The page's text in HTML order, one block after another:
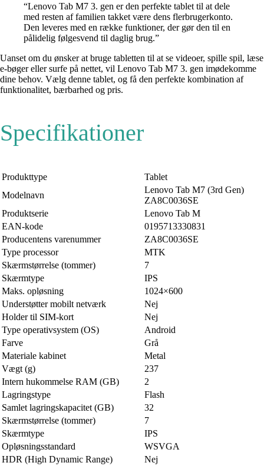
“Lenovo Tab M7 3. gen er den perfekte tablet til at dele
med resten af familien takket være dens flerbrugerkonto.
Den leveres med en række funktioner, der gør den til en
pålidelig følgesvend til daglig brug.”
Uanset om du ønsker at bruge tabletten til at se videoer, spille spil, læse
e-bøger eller surfe på nettet, vil Lenovo Tab M7 3. gen imødekomme
dine behov. Vælg denne tablet, og få den perfekte kombination af
funktionalitet, bærbarhed og pris.
Specifikationer
Produkttype
Tablet
Modelnavn
Lenovo Tab M7 (3rd Gen)
ZA8C0036SE
Produktserie
Lenovo Tab M
EAN-kode
0195713330831
Producentens varenummer
ZA8C0036SE
Type processor
MTK
Skærmstørrelse (tommer)
7
Skærmtype
IPS
Maks. opløsning
1024×600
Understøtter mobilt netværk
Nej
Holder til SIM-kort
Nej
Type operativsystem (OS)
Android
Farve
Grå
Materiale kabinet
Metal
Vægt (g)
237
Intern hukommelse RAM (GB)
2
Lagringstype
Flash
Samlet lagringskapacitet (GB)
32
Skærmstørrelse (tommer)
7
Skærmtype
IPS
Opløsningsstandard
WSVGA
HDR (High Dynamic Range)
Nej